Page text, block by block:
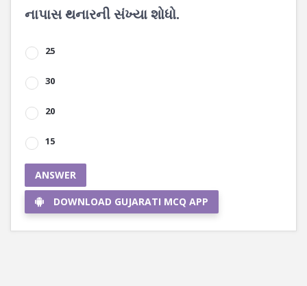
નાપાસ થનારની સંખ્યા શોધો.
25
30
20
15
ANSWER
DOWNLOAD GUJARATI MCQ APP